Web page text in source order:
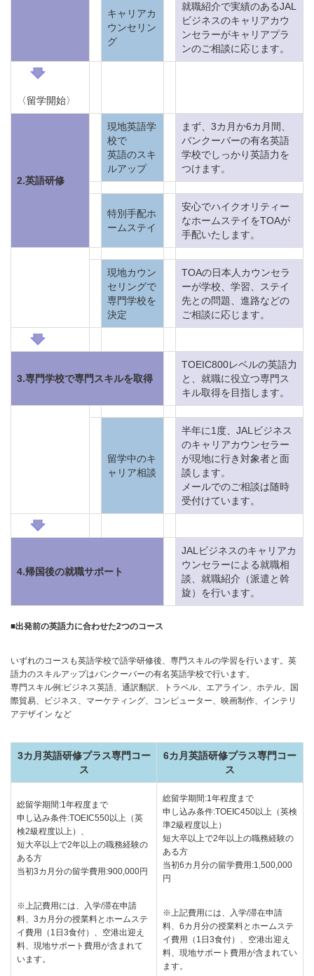
キャリアカ
ウンセリン
グ
就職紹介で実績のあるJAL
ビジネスのキャリアカウ
ンセラーがキャリアプラ
ンのご相談に応じます。
〈留学開始〉
2.英語研修
現地英語学
校で
英語のスキ
ルアップ
まず、3カ月か6カ月間、
バンクーバーの有名英語
学校でしっかり英語力を
つけます。
特別手配ホ
ームステイ
安心でハイクオリティー
なホームステイをTOAが
手配いたします。
現地カウン
セリングで
専門学校を
決定
TOAの日本人カウンセラ
ーが学校、学習、ステイ
先との問題、進路などの
ご相談に応じます。
3.専門学校で専門スキルを取得
TOEIC800レベルの英語力
と、就職に役立つ専門ス
キル取得を目指します。
留学中のキ
ャリア相談
半年に1度、JALビジネス
のキャリアカウンセラー
が現地に行き対象者と面
談します。
メールでのご相談は随時
受付けています。
4.帰国後の就職サポート
JALビジネスのキャリアカ
ウンセラーによる就職相
談、就職紹介（派遣と斡
旋）を行います。
■出発前の英語力に合わせた2つのコース
いずれのコースも英語学校で語学研修後、専門スキルの学習を行います。英
語力のスキルアップはバンクーバーの有名英語学校で行います。
専門スキル例:ビジネス英語、通訳翻訳、トラベル、エアライン、ホテル、国
際貿易、ビジネス、マーケティング、コンピューター、映画制作、インテリ
アデザイン など
3カ月英語研修プラス専門コー
ス
6カ月英語研修プラス専門コー
ス
総留学期間:1年程度まで
申し込み条件:TOEIC550以上（英
検2級程度以上）、
短大卒以上で2年以上の職務経験の
ある方
当初3カ月分の留学費用:900,000円
※上記費用には、入学/滞在申請
料、3カ月分の授業料とホームステ
イ費用（1日3食付）、空港出迎え
料、現地サポート費用が含まれて
います。
総留学期間:1年程度まで
申し込み条件:TOEIC450以上（英検
準2級程度以上）
短大卒以上で2年以上の職務経験の
ある方
当初6カ月分の留学費用:1,500,000
円
※上記費用には、入学/滞在申請
料、6カ月分の授業料とホームステ
イ費用（1日3食付）、空港出迎え
料、現地サポート費用が含まれてい
ます。